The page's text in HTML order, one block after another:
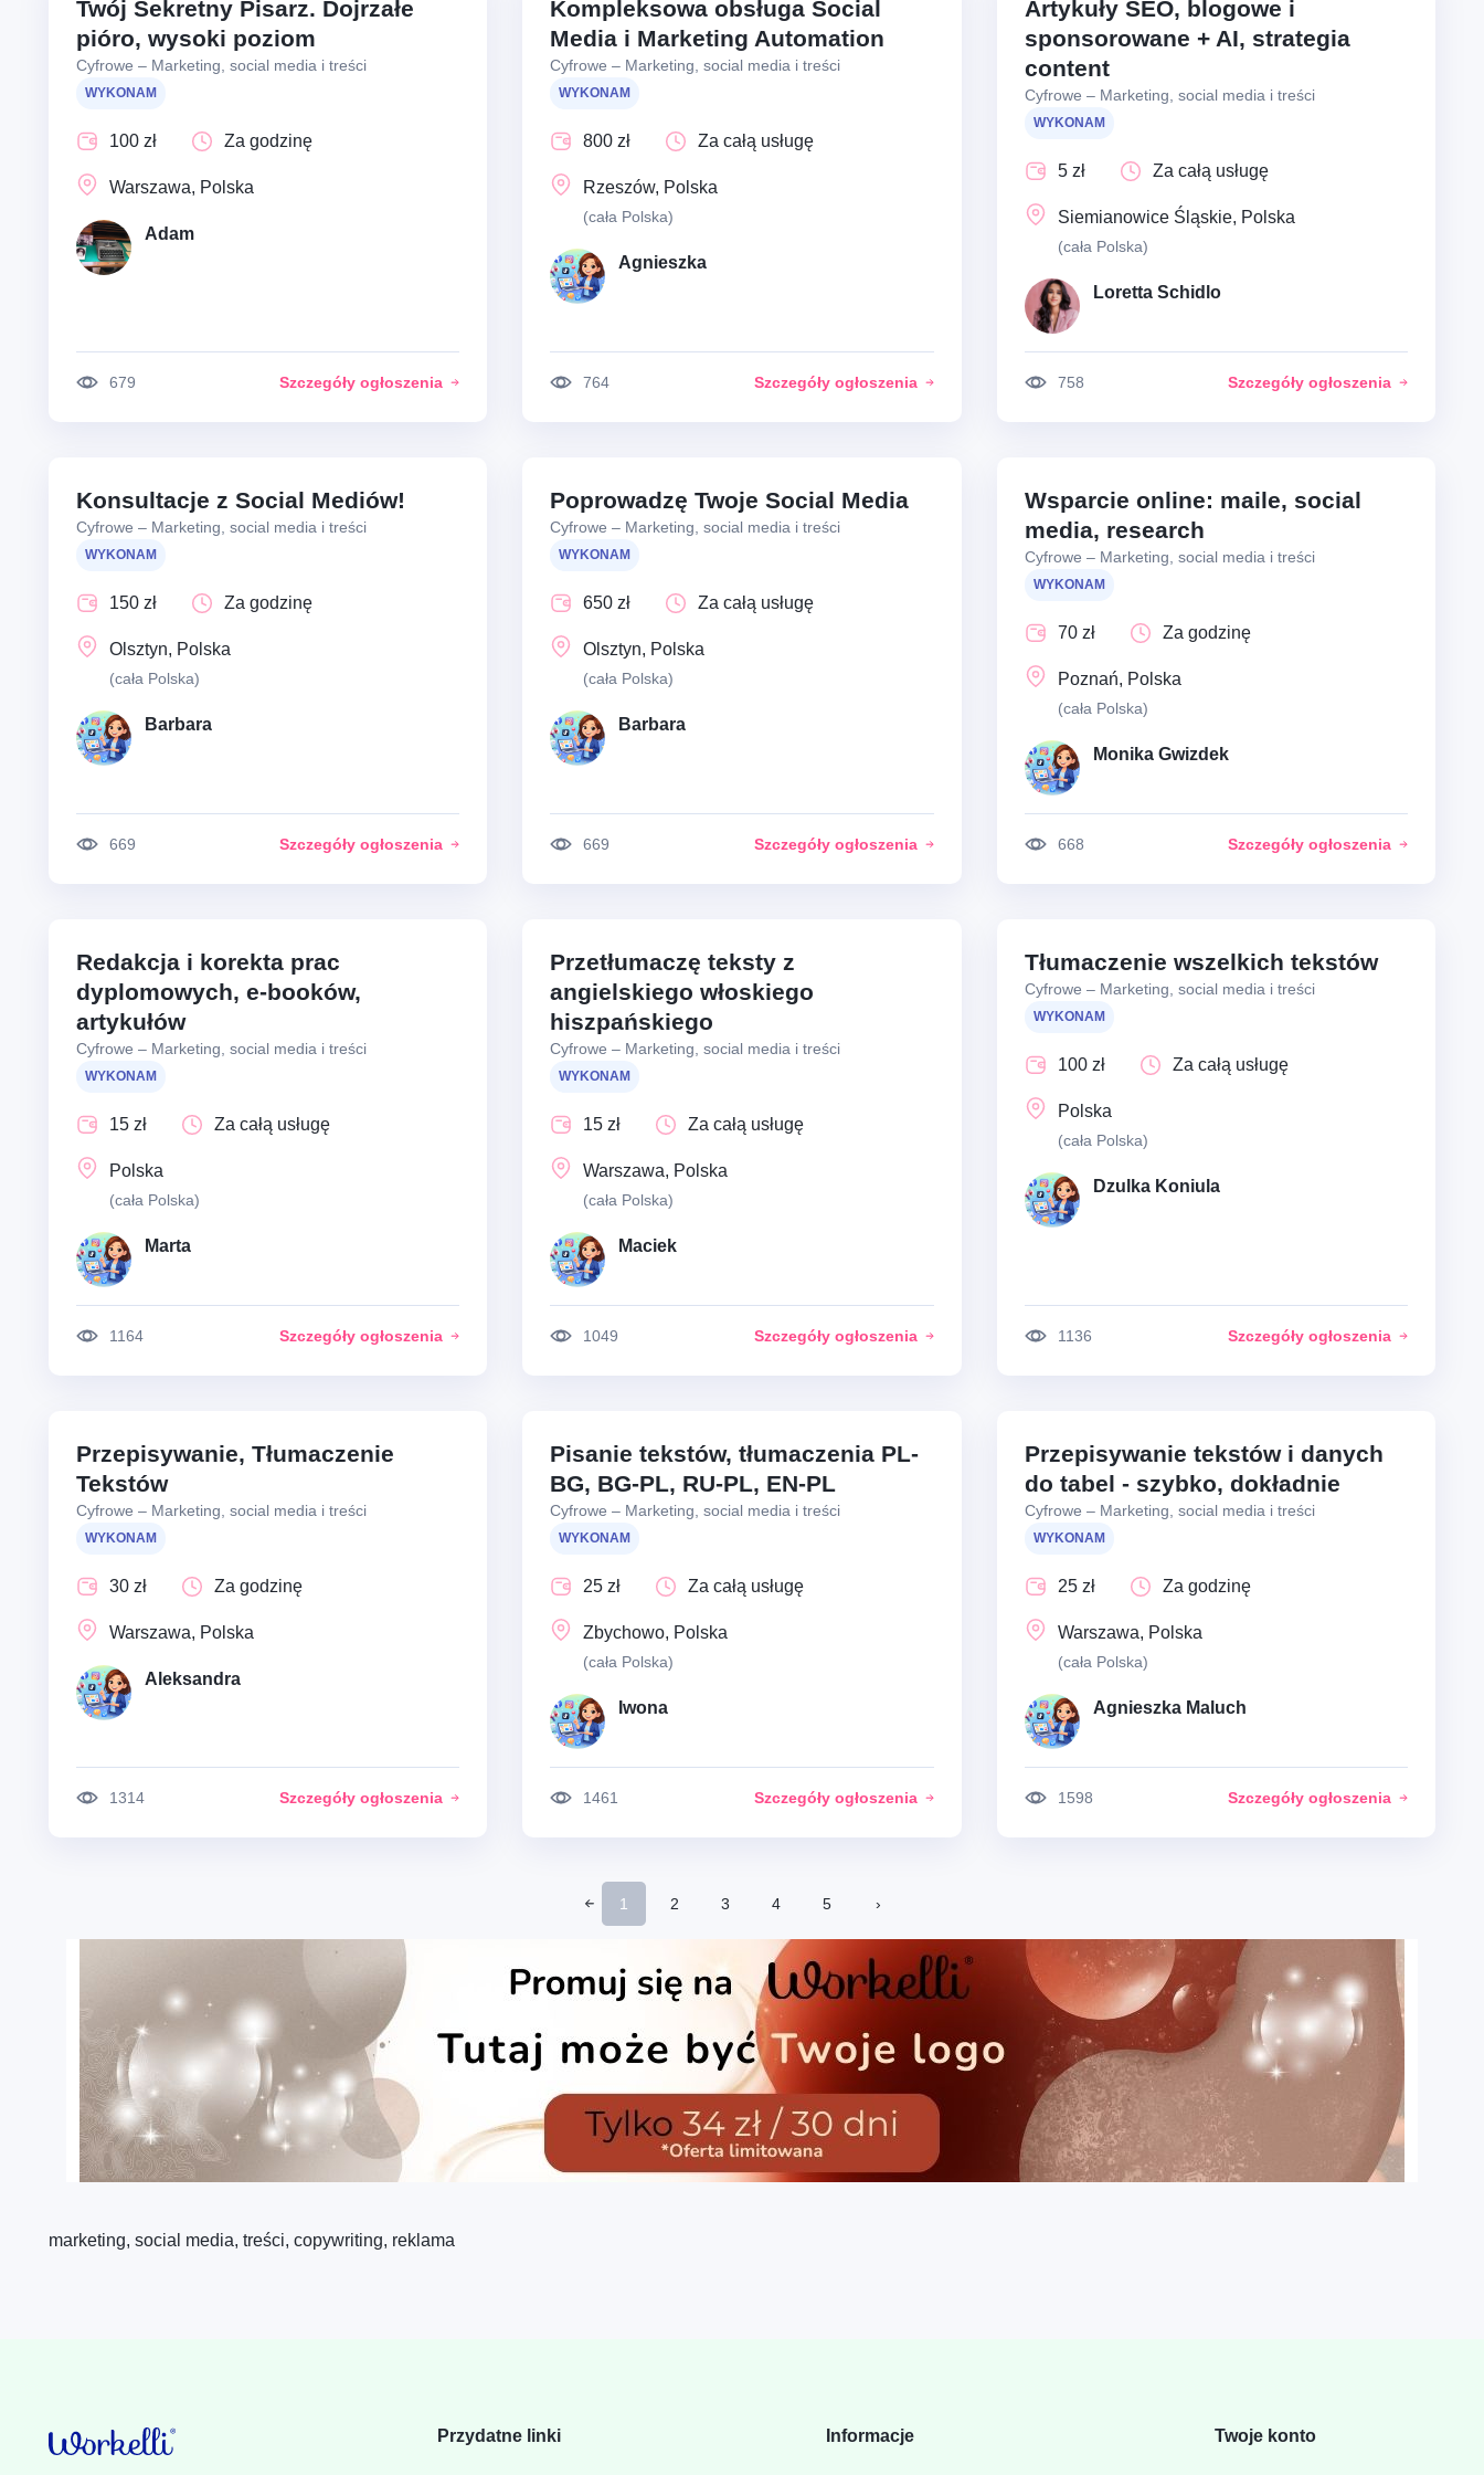
Twój Sekretny Pisarz. Dojrzałe
pióro, wysoki poziom
Cyfrowe – Marketing, social media i treści
WYKONAM
100 zł Za godzinę
Warszawa, Polska
Adam
679 Szczegóły ogłoszenia
Kompleksowa obsługa Social
Media i Marketing Automation
Cyfrowe – Marketing, social media i treści
WYKONAM
800 zł Za całą usługę
Rzeszów, Polska
(cała Polska)
Agnieszka
764 Szczegóły ogłoszenia
Artykuły SEO, blogowe i
sponsorowane + AI, strategia
content
Cyfrowe – Marketing, social media i treści
WYKONAM
5 zł Za całą usługę
Siemianowice Śląskie, Polska
(cała Polska)
Loretta Schidlo
758 Szczegóły ogłoszenia
Konsultacje z Social Mediów!
Cyfrowe – Marketing, social media i treści
WYKONAM
150 zł Za godzinę
Olsztyn, Polska
(cała Polska)
Barbara
669 Szczegóły ogłoszenia
Poprowadzę Twoje Social Media
Cyfrowe – Marketing, social media i treści
WYKONAM
650 zł Za całą usługę
Olsztyn, Polska
(cała Polska)
Barbara
669 Szczegóły ogłoszenia
Wsparcie online: maile, social
media, research
Cyfrowe – Marketing, social media i treści
WYKONAM
70 zł Za godzinę
Poznań, Polska
(cała Polska)
Monika Gwizdek
668 Szczegóły ogłoszenia
Redakcja i korekta prac
dyplomowych, e-booków,
artykułów
Cyfrowe – Marketing, social media i treści
WYKONAM
15 zł Za całą usługę
Polska
(cała Polska)
Marta
1164 Szczegóły ogłoszenia
Przetłumaczę teksty z
angielskiego włoskiego
hiszpańskiego
Cyfrowe – Marketing, social media i treści
WYKONAM
15 zł Za całą usługę
Warszawa, Polska
(cała Polska)
Maciek
1049 Szczegóły ogłoszenia
Tłumaczenie wszelkich tekstów
Cyfrowe – Marketing, social media i treści
WYKONAM
100 zł Za całą usługę
Polska
(cała Polska)
Dzulka Koniula
1136 Szczegóły ogłoszenia
Przepisywanie, Tłumaczenie
Tekstów
Cyfrowe – Marketing, social media i treści
WYKONAM
30 zł Za godzinę
Warszawa, Polska
Aleksandra
1314 Szczegóły ogłoszenia
Pisanie tekstów, tłumaczenia PL-
BG, BG-PL, RU-PL, EN-PL
Cyfrowe – Marketing, social media i treści
WYKONAM
25 zł Za całą usługę
Zbychowo, Polska
(cała Polska)
Iwona
1461 Szczegóły ogłoszenia
Przepisywanie tekstów i danych
do tabel - szybko, dokładnie
Cyfrowe – Marketing, social media i treści
WYKONAM
25 zł Za godzinę
Warszawa, Polska
(cała Polska)
Agnieszka Maluch
1598 Szczegóły ogłoszenia
1 2 3 4 5 ›
marketing, social media, treści, copywriting, reklama
Przydatne linki Informacje Twoje konto